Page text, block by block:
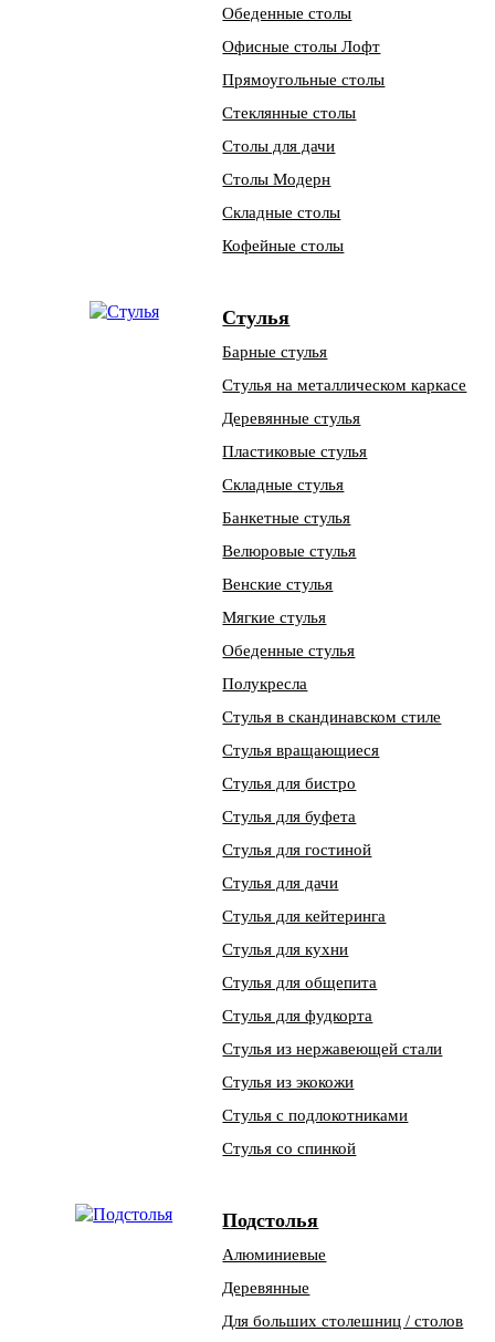
Обеденные столы
Офисные столы Лофт
Прямоугольные столы
Стеклянные столы
Столы для дачи
Столы Модерн
Складные столы
Кофейные столы
Стулья
Барные стулья
Стулья на металлическом каркасе
Деревянные стулья
Пластиковые стулья
Складные стулья
Банкетные стулья
Велюровые стулья
Венские стулья
Мягкие стулья
Обеденные стулья
Полукресла
Стулья в скандинавском стиле
Стулья вращающиеся
Стулья для бистро
Стулья для буфета
Стулья для гостиной
Стулья для дачи
Стулья для кейтеринга
Стулья для кухни
Стулья для общепита
Стулья для фудкорта
Стулья из нержавеющей стали
Стулья из экокожи
Стулья с подлокотниками
Стулья со спинкой
Подстолья
Алюминиевые
Деревянные
Для больших столешниц / столов